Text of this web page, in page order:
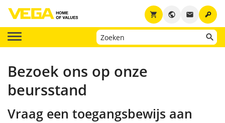
key
email
public
shopping_cart
Bezoek ons op onze
beursstand
Vraag een toegangsbewijs aan